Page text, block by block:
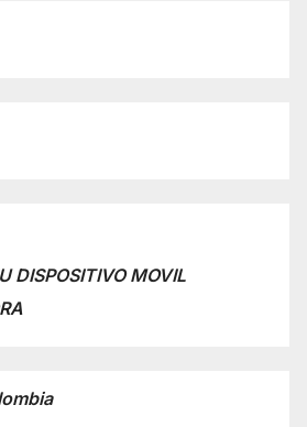
DISPOSITIVO MOVIL